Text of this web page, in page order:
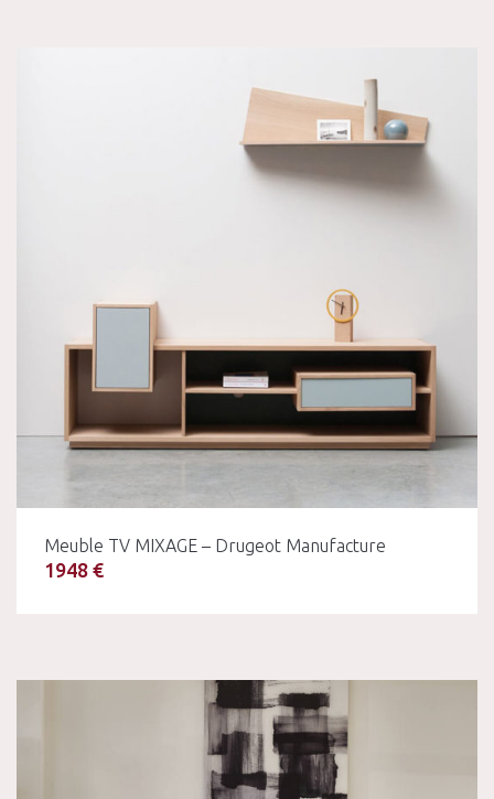
Meuble TV MIXAGE – Drugeot Manufacture
1948 €